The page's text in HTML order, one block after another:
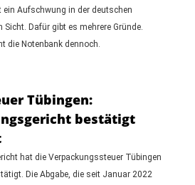
ein Aufschwung in der deutschen
Dafür gibt es mehrere Gründe.
die Notenbank dennoch.
Tübingen:
bestätigt
hat die Verpackungssteuer Tübingen
Die Abgabe, die seit Januar 2022